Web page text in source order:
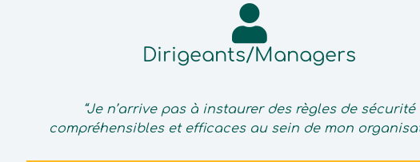
Dirigeants/Managers
“Je n’arrive pas à instaurer des règles de sécurité
compréhensibles et efficaces au sein de mon